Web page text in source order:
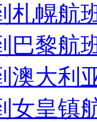
札幌航
巴黎航
澳大利
女皇镇